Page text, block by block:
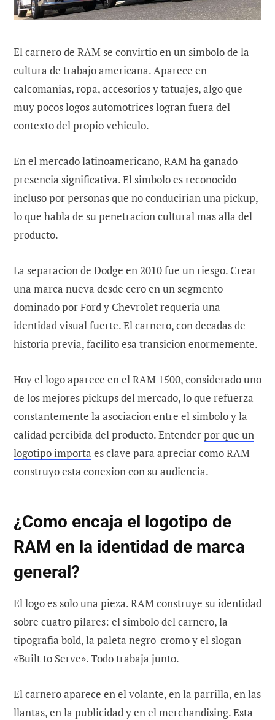
El carnero de RAM se convirtio en un simbolo de la
cultura de trabajo americana. Aparece en
calcomanias, ropa, accesorios y tatuajes, algo que
muy pocos logos automotrices logran fuera del
contexto del propio vehiculo.
En el mercado latinoamericano, RAM ha ganado
presencia significativa. El simbolo es reconocido
incluso por personas que no conducirian una pickup,
lo que habla de su penetracion cultural mas alla del
producto.
La separacion de Dodge en 2010 fue un riesgo. Crear
una marca nueva desde cero en un segmento
dominado por Ford y Chevrolet requeria una
identidad visual fuerte. El carnero, con decadas de
historia previa, facilito esa transicion enormemente.
Hoy el logo aparece en el RAM 1500, considerado uno
de los mejores pickups del mercado, lo que refuerza
constantemente la asociacion entre el simbolo y la
calidad percibida del producto. Entenderpor que un
logotipo importa es clave para apreciar como RAM
construyo esta conexion con su audiencia.
¿Como encaja el logotipo de
RAM en la identidad de marca
general?
El logo es solo una pieza. RAM construye su identidad
sobre cuatro pilares: el simbolo del carnero, la
tipografia bold, la paleta negro-cromo y el slogan
«Built to Serve». Todo trabaja junto.
El carnero aparece en el volante, en la parrilla, en las
llantas, en la publicidad y en el merchandising. Esta